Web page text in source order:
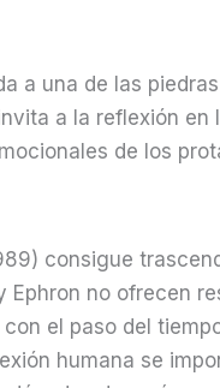
a una de las
a la reflexión
de los
consigue
no ofrecen
el paso del
humana se